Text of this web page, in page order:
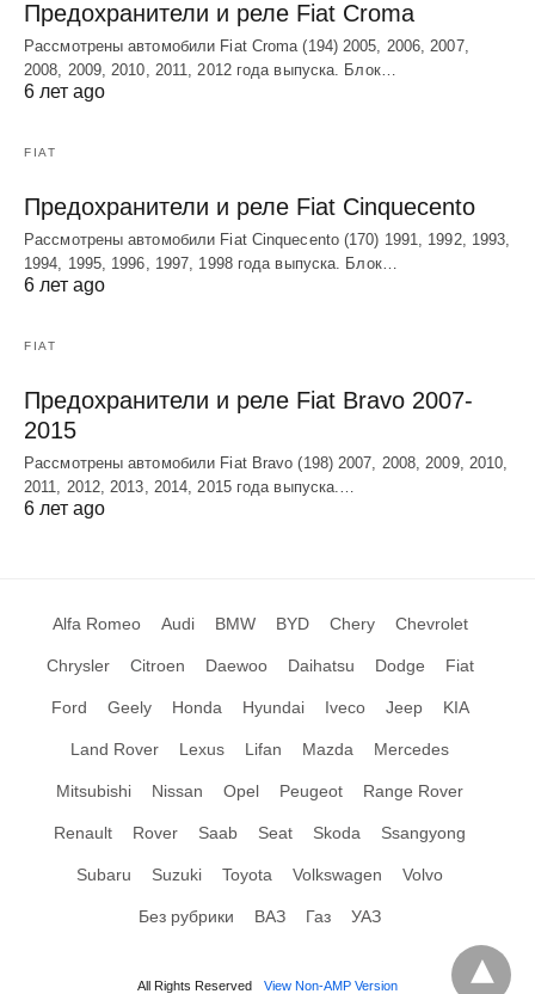
Предохранители и реле Fiat Croma
Рассмотрены автомобили Fiat Croma (194) 2005, 2006, 2007,
2008, 2009, 2010, 2011, 2012 года выпуска. Блок…
6 лет ago
FIAT
Предохранители и реле Fiat Cinquecento
Рассмотрены автомобили Fiat Cinquecento (170) 1991, 1992, 1993,
1994, 1995, 1996, 1997, 1998 года выпуска. Блок…
6 лет ago
FIAT
Предохранители и реле Fiat Bravo 2007-
2015
Рассмотрены автомобили Fiat Bravo (198) 2007, 2008, 2009, 2010,
2011, 2012, 2013, 2014, 2015 года выпуска.…
6 лет ago
Alfa Romeo Audi BMW BYD Chery Chevrolet
Chrysler Citroen Daewoo Daihatsu Dodge Fiat
Ford Geely Honda Hyundai Iveco Jeep KIA
Land Rover Lexus Lifan Mazda Mercedes
Mitsubishi Nissan Opel Peugeot Range Rover
Renault Rover Saab Seat Skoda Ssangyong
Subaru Suzuki Toyota Volkswagen Volvo
Без рубрики ВАЗ Газ УАЗ
All Rights Reserved View Non-AMP Version